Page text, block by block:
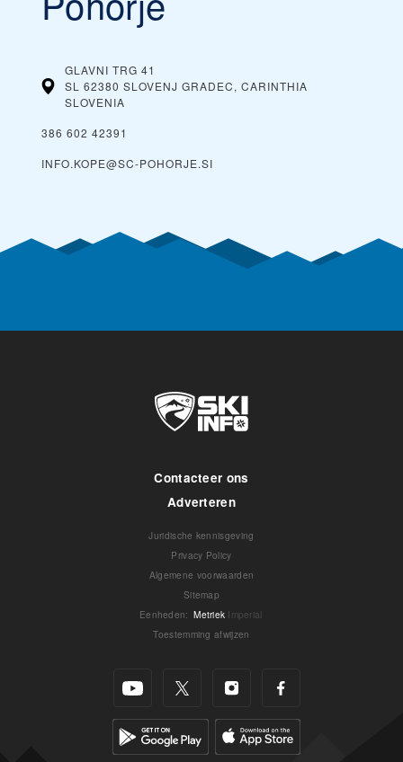
GLAVNI TRG 41
SL 62380 SLOVENJ GRADEC, CARINTHIA
SLOVENIA
386 602 42391
INFO.KOPE@SC-POHORJE.SI
Contacteer ons
Adverteren
Juridische kennisgeving
Privacy Policy
Algemene voorwaarden
Sitemap
Eenheden: Metriek Imperial
Toestemming afwijzen